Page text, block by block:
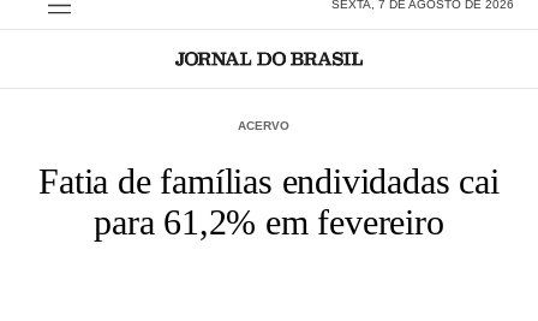
SEXTA, 7 DE AGOSTO DE 2026
ACERVO
Fatia de famílias endividadas cai
para 61,2% em fevereiro